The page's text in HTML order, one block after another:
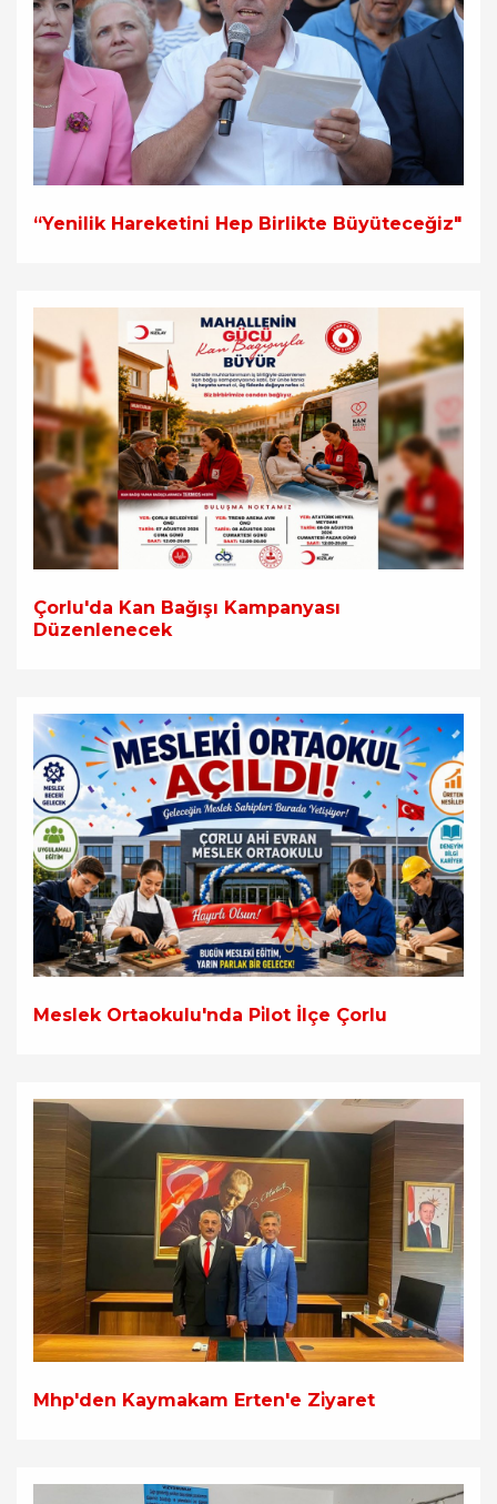
“Yenilik Hareketini Hep Birlikte Büyüteceğiz"
Çorlu'da Kan Bağışı Kampanyası
Düzenlenecek
Meslek Ortaokulu'nda Pi̇lot İlçe Çorlu
Mhp'den Kaymakam Erten'e Zi̇yaret